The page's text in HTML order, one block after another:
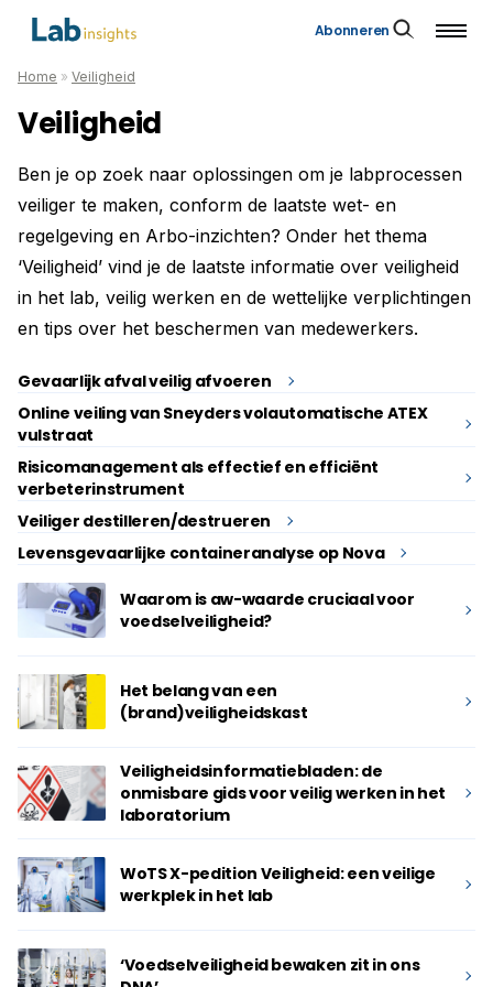
Abonneren
Home » Veiligheid
Veiligheid
Ben je op zoek naar oplossingen om je labprocessen
veiliger te maken, conform de laatste wet- en
regelgeving en Arbo-inzichten? Onder het thema
‘Veiligheid’ vind je de laatste informatie over veiligheid
in het lab, veilig werken en de wettelijke verplichtingen
en tips over het beschermen van medewerkers.
Gevaarlijk afval veilig afvoeren
Online veiling van Sneyders volautomatische ATEX
vulstraat
Risicomanagement als effectief en efficiënt
verbeterinstrument
Veiliger destilleren/destrueren
Levensgevaarlijke containeranalyse op Nova
Waarom is aw-waarde cruciaal voor
voedselveiligheid?
Het belang van een
(brand)veiligheidskast
Veiligheidsinformatiebladen: de
onmisbare gids voor veilig werken in het
laboratorium
WoTS X-pedition Veiligheid: een veilige
werkplek in het lab
‘Voedselveiligheid bewaken zit in ons